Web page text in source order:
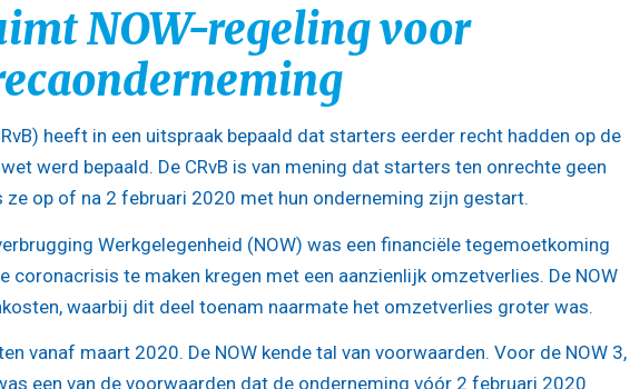
NOW-regeling voor
heeft in een uitspraak bepaald dat starters eerder recht hadden op de
werd bepaald. De CRvB is van mening dat starters ten onrechte geen
ze op of na 2 februari 2020 met hun onderneming zijn gestart.
Werkgelegenheid (NOW) was een financiële tegemoetkoming
coronacrisis te maken kregen met een aanzienlijk omzetverlies. De NOW
waarbij dit deel toenam naarmate het omzetverlies groter was.
vanaf maart 2020. De NOW kende tal van voorwaarden. Voor de NOW 3,
een van de voorwaarden dat de onderneming vóór 2 februari 2020